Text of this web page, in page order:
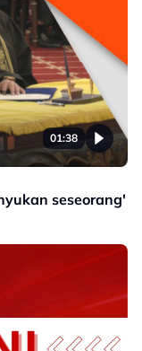
01:38
seseorang'